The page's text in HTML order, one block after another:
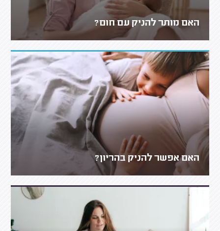
האם מותר להניק עם חום?
האם אפשר להניק בהריון?